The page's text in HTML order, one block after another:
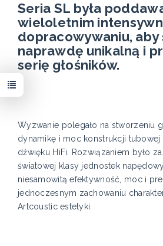
Seria SL była
wieloletnim
dopracowywaniu,
naprawdę unikalną i
serię głośników.
Wyzwanie polegało na stworzeniu
dynamikę i moc konstrukcji
dźwięku HiFi. Rozwiązaniem było
światowej klasy jednostek
niesamowitą efektywność, moc i
jednoczesnym zachowaniu
Artcoustic estetyki.